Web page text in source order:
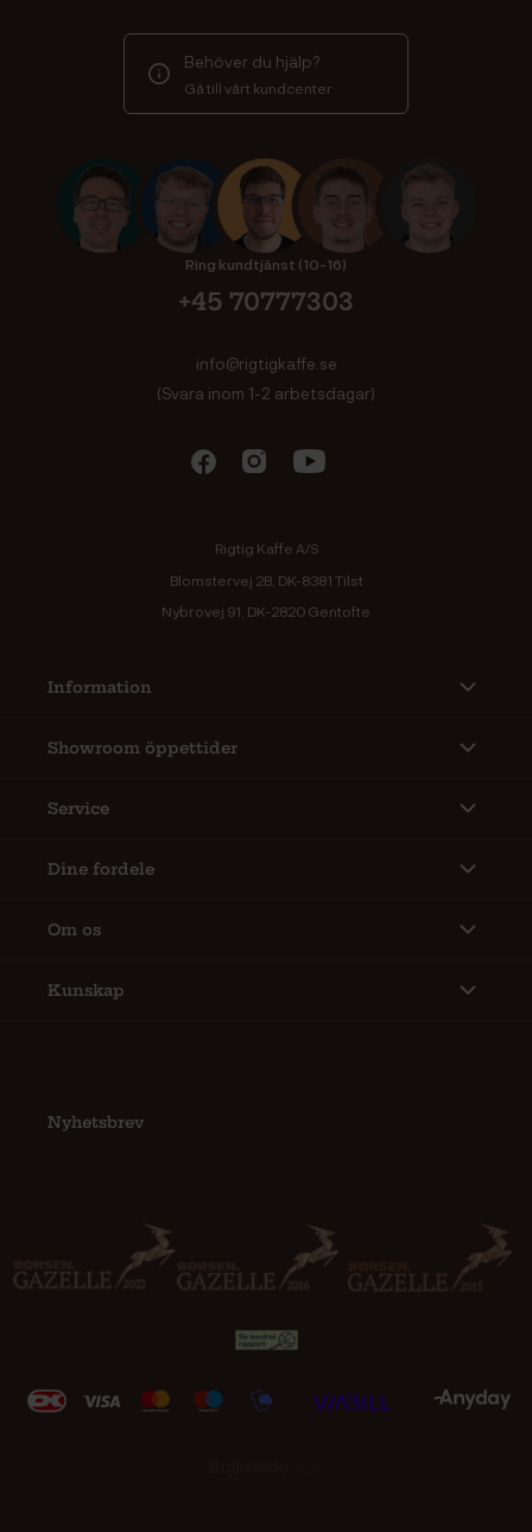
Behöver du hjälp?
Gå till vårt kundcenter
Ring kundtjänst (10-16)
+45 70777303
info@rigtigkaffe.se
(Svara inom 1-2 arbetsdagar)
Rigtig Kaffe A/S
Blomstervej 2B, DK-8381 Tilst
Nybrovej 91, DK-2820 Gentofte
Information
Showroom öppettider
Service
Dine fordele
Om os
Kunskap
Nyhetsbrev